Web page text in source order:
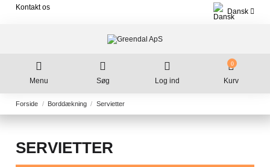
Kontakt os
Dansk
Menu Søg Log ind
0
Kurv
Forside Borddækning Servietter
SERVIETTER